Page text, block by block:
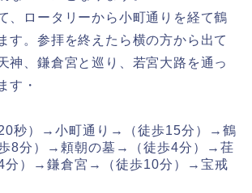
、ロータリーから小町通りを経て鶴
す。参拝を終えたら横の方から出て
神、鎌倉宮と巡り、若宮大路を通っ
す・
秒）→小町通り→（徒歩15分）→鶴
8分）→頼朝の墓→（徒歩4分）→荏
分）→鎌倉宮→（徒歩10分）→宝戒